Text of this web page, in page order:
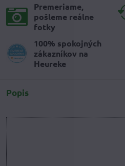
Premeriame,
pošleme reálne
fotky
100% spokojných
zákazníkov na
Heureke
Popis